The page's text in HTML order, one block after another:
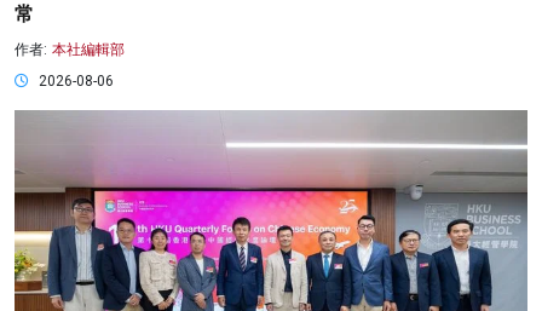
常
作者: 本社編輯部
2026-08-06